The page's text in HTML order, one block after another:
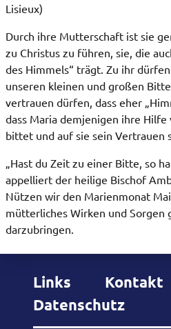
Lisieux)
Durch ihre Mutterschaft ist sie
zu Christus zu führen, sie, die
des Himmels“ trägt. Zu ihr
unseren kleinen und großen
vertrauen dürfen, dass eher
dass Maria demjenigen ihre
bittet und auf sie sein Vertrauen
„Hast du Zeit zu einer Bitte, so
appelliert der heilige Bischof
Nützen wir den Marienmonat
mütterliches Wirken und Sorgen
darzubringen.
Links Kontakt
Datenschutz